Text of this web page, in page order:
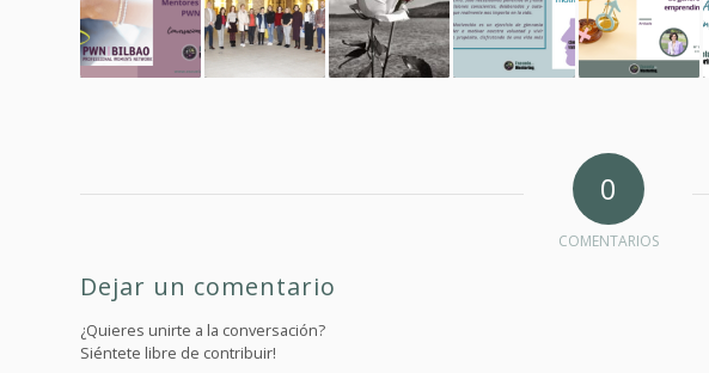
0
COMENTARIOS
Dejar un comentario
¿Quieres unirte a la conversación?
Siéntete libre de contribuir!